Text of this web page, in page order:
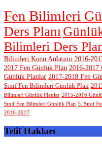
Fen Bilimleri
Ders Planı
Bilimleri Ders
Bilimleri Konu Anlatımı 2016-
2017 Fen Günlük Plan 2016-2017
Günlük Planlar 2017-2018 Fen
Sınıf Fen Bilimleri Günlük Plan
Bilimleri Günlük Planlar 2015-2016
Sınıf Fen Bilimleri Günlük Plan 5. Sınıf
2016-2017
Telif Hakları